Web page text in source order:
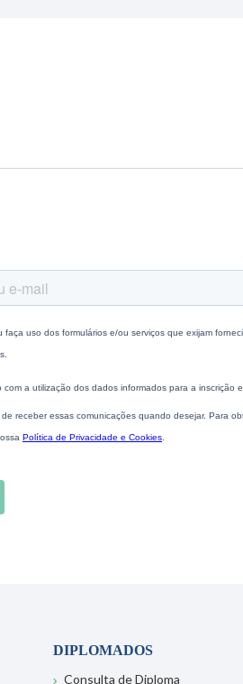
DIPLOMADOS
Consulta de Diploma